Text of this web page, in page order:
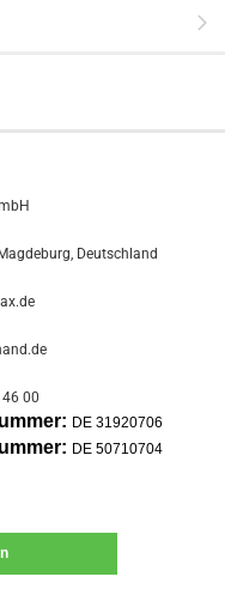
Deutschland
00
DE 31920706
DE 50710704